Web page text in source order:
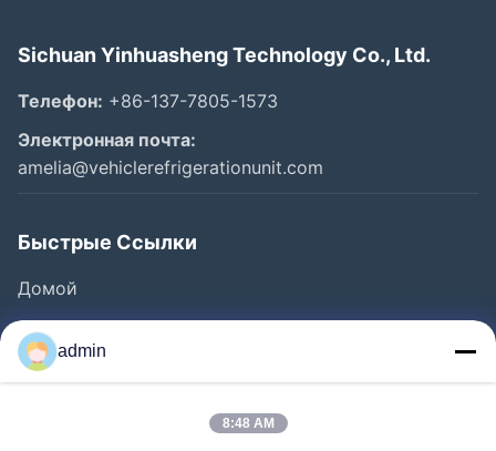
Sichuan Yinhuasheng Technology Co., Ltd.
Телефон: +86-137-7805-1573
Электронная почта:
amelia@vehiclerefrigerationunit.com
Быстрые Ссылки
Домой
Продукты
Видео
admin
8:48 AM